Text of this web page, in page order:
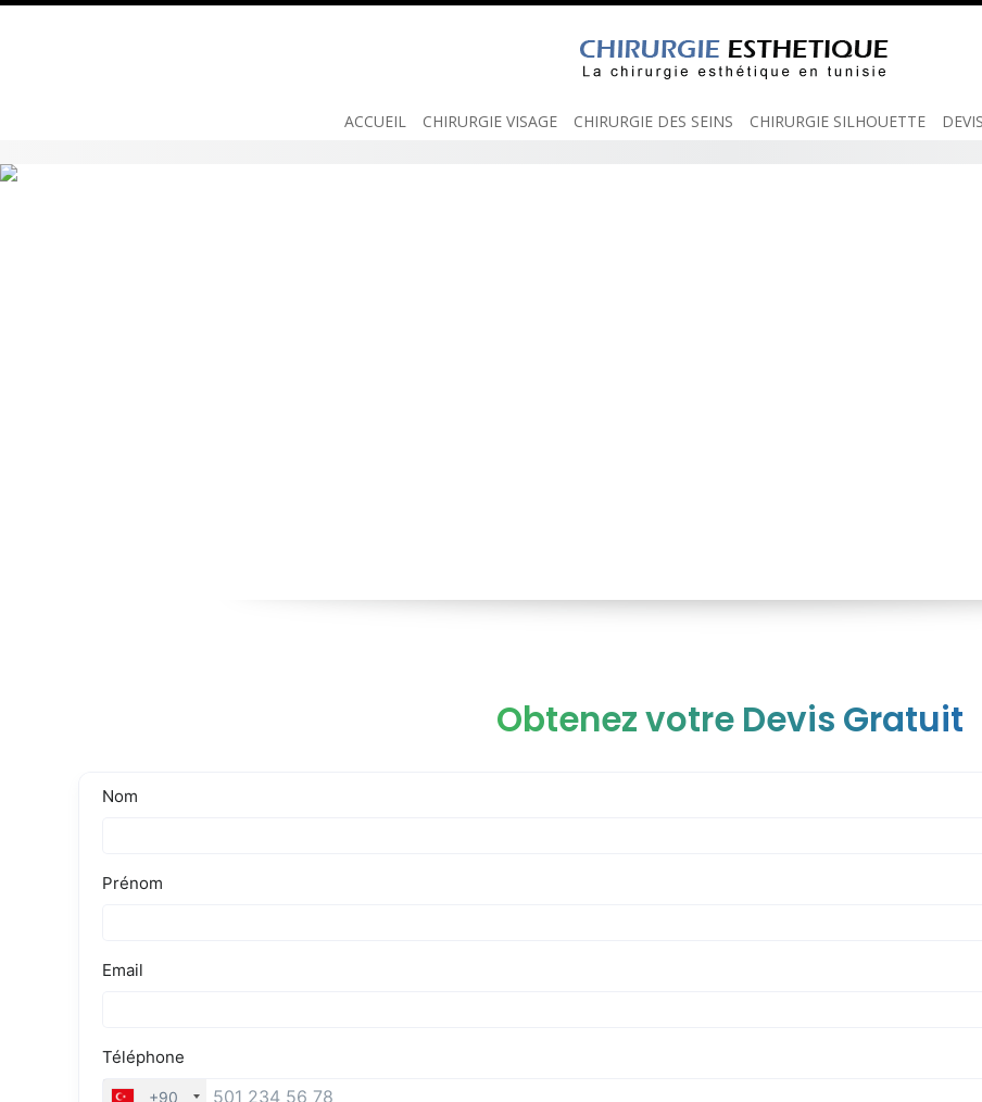
to
content
ACCUEIL CHIRURGIE VISAGE CHIRURGIE DES SEINS CHIRURGIE SILHOUETTE
Obtenez votre Devis Gratuit